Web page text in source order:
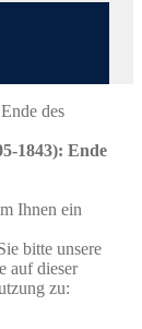
1843): Ende
Ihnen ein
bitte unsere
auf dieser
zu: